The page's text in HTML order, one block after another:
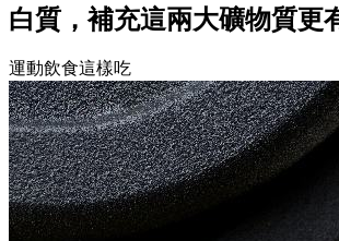
白質，補充這兩大礦物質更
運動飲食這樣吃